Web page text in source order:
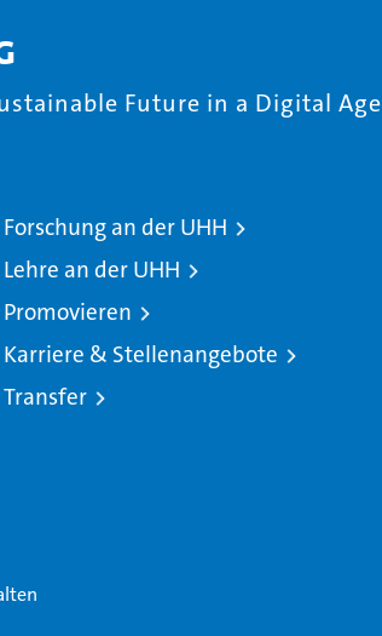
Future in a Digital Age
Forschung an der UHH
Lehre an der UHH
Promovieren
Karriere & Stellenangebote
Transfer